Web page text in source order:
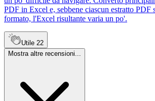
PDF in Excel e, sebbene ciascun estratto PDF
formato, l'Excel risultante varia un po'.
Utile 22
Mostra altre recensioni...